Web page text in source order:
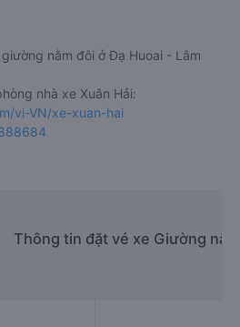
nằm đôi ở Đạ Huoai - Lâm
nhà xe Xuân Hải:
vi-VN/xe-xuan-hai
Thông tin đặt vé xe Giường